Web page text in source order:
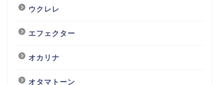
ウクレレ
エフェクター
オカリナ
オタマトーン